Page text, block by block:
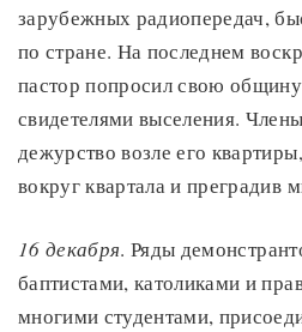
зарубежных радиопередач,
по стране. На последнем
пастор попросил свою
свидетелями выселения.
дежурство возле его
вокруг квартала и преградив
16 декабря. Ряды
баптистами, католиками и
многими студентами,